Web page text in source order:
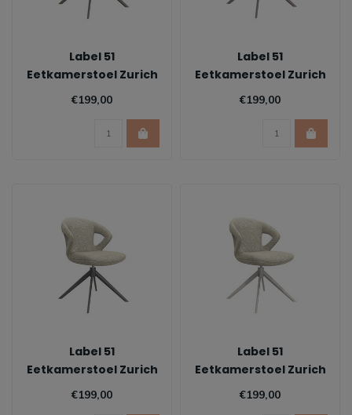
Label 51
Eetkamerstoel Zurich
- Forest
€199,00
Label 51
Eetkamerstoel Zurich
- Mushroom
€199,00
Label 51
Eetkamerstoel Zurich
- Naturel | Zwart
€199,00
Label 51
Eetkamerstoel Zurich
- Naturel | Taupe
€199,00